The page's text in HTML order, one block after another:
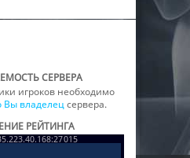
СЕРВЕРА
игроков необходимо
Вы владелецсервера.
РЕЙТИНГА